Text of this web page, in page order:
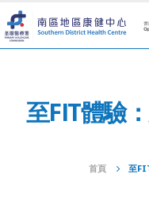
至FIT體驗
首頁 至